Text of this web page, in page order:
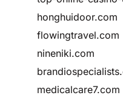
honghuidoor.com
flowingtravel.com
nineniki.com
medicalcare7.com